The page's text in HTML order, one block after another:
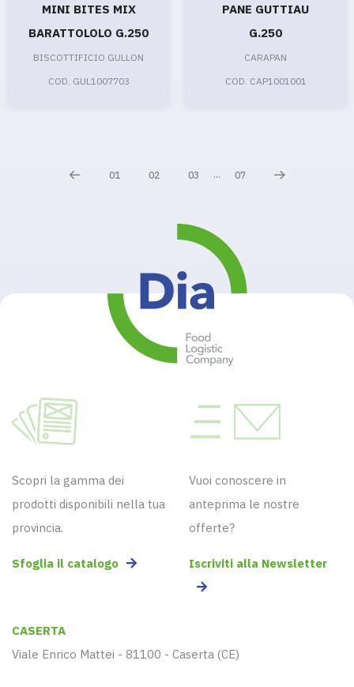
MINI BITES MIX
BARATTOLOLO G.250
BISCOTTIFICIO GULLON
COD. GUL1007703
PANE GUTTIAU
G.250
CARAPAN
COD. CAP1001001
01 02 03 ... 07
Scopri la gamma dei
prodotti disponibili nella tua
provincia.
Sfoglia il catalogo
Vuoi conoscere in
anteprima le nostre
offerte?
Iscriviti alla Newsletter
CASERTA
Viale Enrico Mattei - 81100 - Caserta (CE)